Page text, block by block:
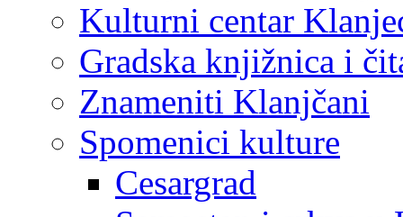
Kulturni centar
Gradska knjižnica i
Znameniti Klanjčani
Spomenici kulture
Cesargrad